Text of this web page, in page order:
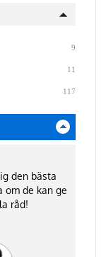
9
11
117
den bästa
om de kan ge
råd!